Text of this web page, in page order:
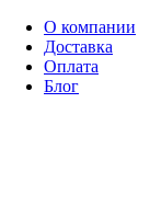
О компании
Доставка
Оплата
Блог